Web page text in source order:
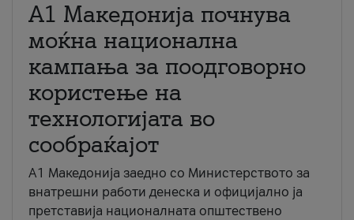
A1 Македонија почнува
моќна национална
кампања за поодговорно
користење на
технологијата во
сообраќајот
A1 Македонија заедно со Министерството за
внатрешни работи денеска и официјално ја
претставија националната општествено